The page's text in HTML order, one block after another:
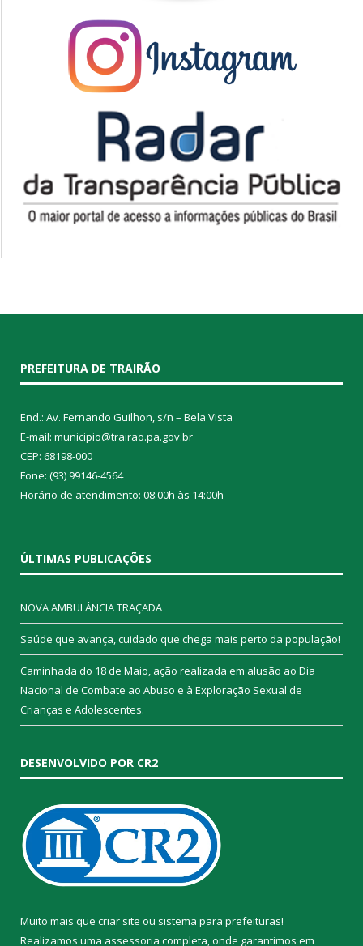
PREFEITURA DE TRAIRÃO
End.: Av. Fernando Guilhon, s/n – Bela Vista
E-mail: municipio@trairao.pa.gov.br
CEP: 68198-000
Fone: (93) 99146-4564
Horário de atendimento: 08:00h às 14:00h
ÚLTIMAS PUBLICAÇÕES
NOVA AMBULÂNCIA TRAÇADA
Saúde que avança, cuidado que chega mais perto da população!
Caminhada do 18 de Maio, ação realizada em alusão ao Dia
Nacional de Combate ao Abuso e à Exploração Sexual de
Crianças e Adolescentes.
DESENVOLVIDO POR CR2
Muito mais que criar site ou sistema para prefeituras!
Realizamos uma assessoria completa, onde garantimos em